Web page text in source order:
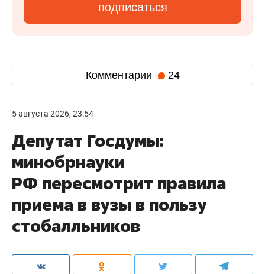
подписаться
Комментарии 24
5 августа 2026, 23:54
Депутат Госдумы:
минобрнауки
РФ пересмотрит правила
приема в вузы в пользу
стобалльников